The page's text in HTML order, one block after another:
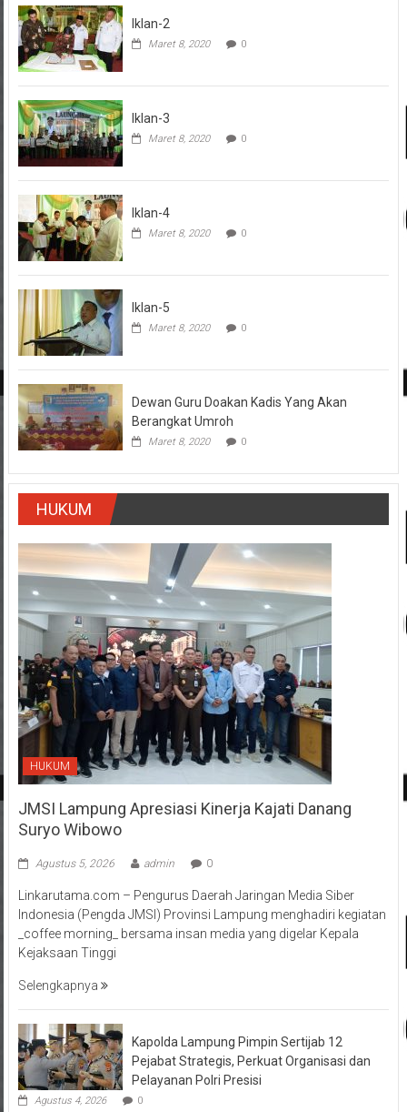
Iklan-2
Maret 8, 2020 0
Iklan-3
Maret 8, 2020 0
Iklan-4
Maret 8, 2020 0
Iklan-5
Maret 8, 2020 0
Dewan Guru Doakan Kadis Yang Akan
Berangkat Umroh
Maret 8, 2020 0
HUKUM
HUKUM
JMSI Lampung Apresiasi Kinerja Kajati Danang
Suryo Wibowo
Agustus 5, 2026 admin 0
Linkarutama.com – Pengurus Daerah Jaringan Media Siber
Indonesia (Pengda JMSI) Provinsi Lampung menghadiri kegiatan
_coffee morning_ bersama insan media yang digelar Kepala
Kejaksaan Tinggi
Selengkapnya
Kapolda Lampung Pimpin Sertijab 12
Pejabat Strategis, Perkuat Organisasi dan
Pelayanan Polri Presisi
Agustus 4, 2026 0